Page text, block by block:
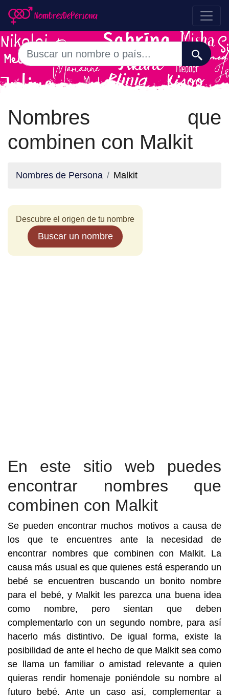
Nombres que
combinen con Malkit
Nombres de Persona Malkit
Descubre el origen de tu nombre
Buscar un nombre
En este sitio web puedes
encontrar nombres que
combinen con Malkit
Se pueden encontrar muchos motivos a causa de
los que te encuentres ante la necesidad de
encontrar nombres que combinen con Malkit. La
causa más usual es que quienes está esperando un
bebé se encuentren buscando un bonito nombre
para el bebé, y Malkit les parezca una buena idea
como nombre, pero sientan que deben
complementarlo con un segundo nombre, para así
hacerlo más distintivo. De igual forma, existe la
posibilidad de ante el hecho de que Malkit sea como
se llama un familiar o amistad relevante a quien
quieras rendir homenaje poniéndole su nombre al
futuro bebé. Ante un caso así, complementar a